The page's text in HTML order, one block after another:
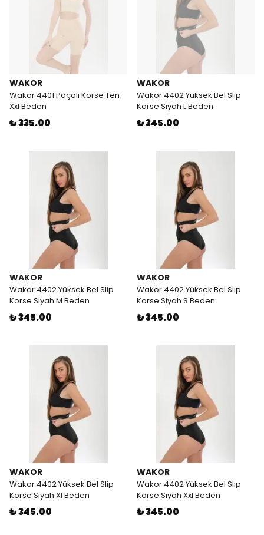
WAKOR
Wakor 4401 Paçalı Korse Ten
Xxl Beden
₺ 335.00
WAKOR
Wakor 4402 Yüksek Bel Slip
Korse Siyah L Beden
₺ 345.00
WAKOR
Wakor 4402 Yüksek Bel Slip
Korse Siyah M Beden
₺ 345.00
WAKOR
Wakor 4402 Yüksek Bel Slip
Korse Siyah S Beden
₺ 345.00
WAKOR
Wakor 4402 Yüksek Bel Slip
Korse Siyah Xl Beden
₺ 345.00
WAKOR
Wakor 4402 Yüksek Bel Slip
Korse Siyah Xxl Beden
₺ 345.00